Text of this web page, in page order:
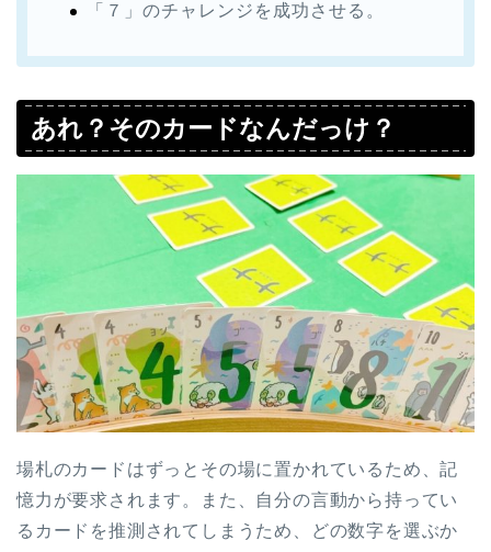
「７」のチャレンジを成功させる。
あれ？そのカードなんだっけ？
場札のカードはずっとその場に置かれているため、記
憶力が要求されます。また、自分の言動から持ってい
るカードを推測されてしまうため、どの数字を選ぶか